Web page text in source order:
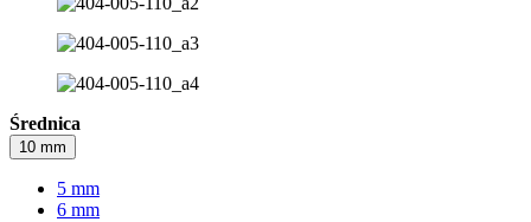
Średnica
10 mm
5 mm
6 mm